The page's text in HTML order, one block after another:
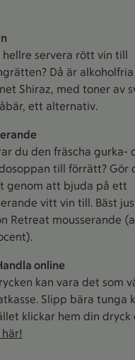
hellre servera rött vin till
Då är
Shiraz, med toner av
ett alternativ.
du den fräscha gurka-
till förrätt? Gör
genom att bjuda på ett
vitt vin till. Bäst
Retreat mousserande
online
kan vara det som
Slipp bära tunga
klickar hem din dryck